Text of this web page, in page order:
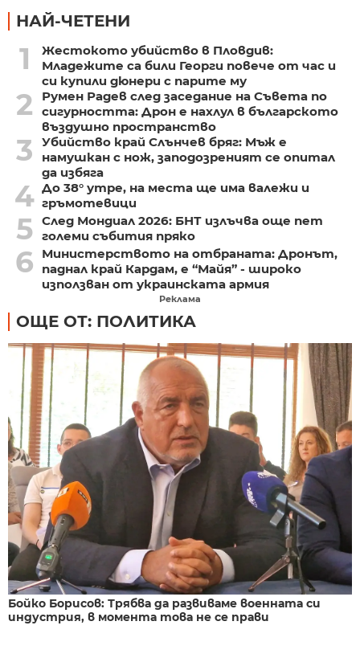
НАЙ-ЧЕТЕНИ
1
Жестокото убийство в Пловдив:
Младежите са били Георги повече от час и
си купили дюнери с парите му
2
Румен Радев след заседание на Съвета по
сигурността: Дрон е нахлул в българското
въздушно пространство
3
Убийство край Слънчев бряг: Мъж е
намушкан с нож, заподозреният се опитал
да избяга
4 До 38° утре, на места ще има валежи и
гръмотевици
5 След Мондиал 2026: БНТ излъчва още пет
големи събития пряко
6
Министерството на отбраната: Дронът,
паднал край Кардам, е “Майя” - широко
използван от украинската армия
Реклама
ОЩЕ ОТ: ПОЛИТИКА
Бойко Борисов: Трябва да развиваме военната си
индустрия, в момента това не се прави